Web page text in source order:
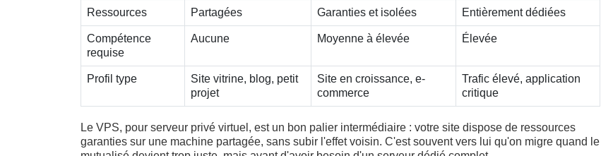
Ressources Partagées Garanties et isolées Entièrement dédiées
Compétence
requise
Aucune Moyenne à élevée Élevée
Profil type
Site vitrine, blog, petit
projet
Site en croissance, e-
commerce
Trafic élevé, application
critique
Le VPS, pour serveur privé virtuel, est un bon palier intermédiaire : votre site dispose de ressources
garanties sur une machine partagée, sans subir l'effet voisin. C'est souvent vers lui qu'on migre quand le